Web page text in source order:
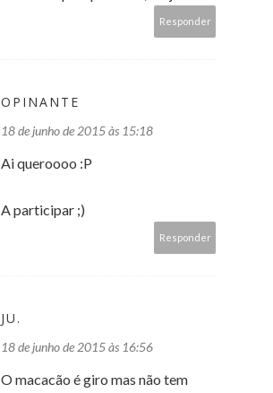
Responder
OPINANTE
18 de junho de 2015 às 15:18
Ai queroooo :P
A participar ;)
Responder
JU.
18 de junho de 2015 às 16:56
O macacão é giro mas não tem